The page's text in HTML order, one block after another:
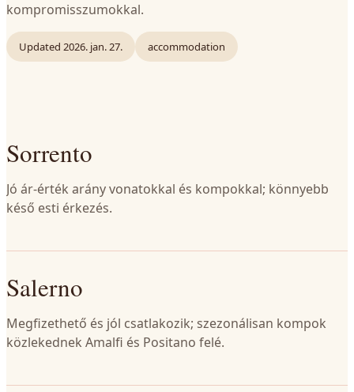
kompromisszumokkal.
Updated 2026. jan. 27. accommodation
Sorrento
Jó ár-érték arány vonatokkal és kompokkal; könnyebb
késő esti érkezés.
Salerno
Megfizethető és jól csatlakozik; szezonálisan kompok
közlekednek Amalfi és Positano felé.